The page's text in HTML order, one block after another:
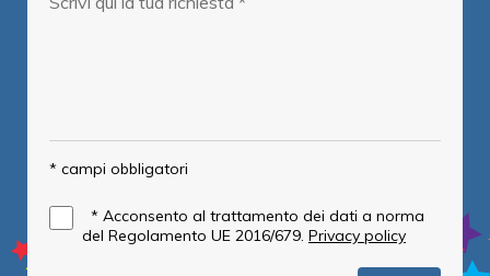
* campi obbligatori
* Acconsento al trattamento dei dati a norma
del Regolamento UE 2016/679. Privacy policy